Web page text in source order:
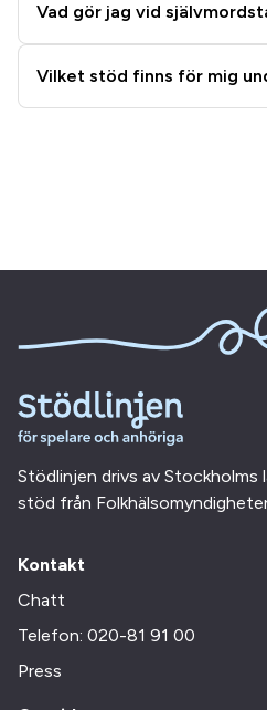
Vad gör jag vid
Vilket stöd finns för mig
Stödlinjen drivs av Stockholms
stöd från
Kontakt
Chatt
Telefon: 020-81 91 00
Press